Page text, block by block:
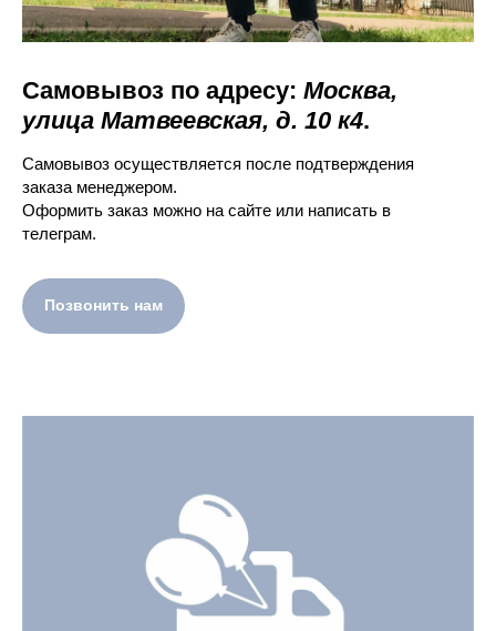
Самовывоз по адресу: Москва,
улица Матвеевская, д. 10 к4.
Самовывоз осуществляется после подтверждения
заказа менеджером.
Оформить заказ можно на сайте или написать в
телеграм.
Позвонить нам